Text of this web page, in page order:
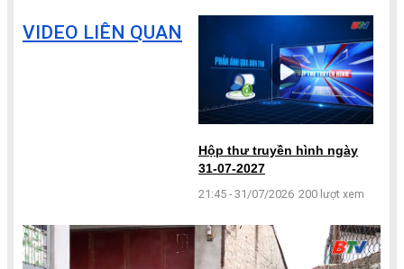
VIDEO LIÊN QUAN
Hộp thư truyền hình ngày
31-07-2027
21:45 - 31/07/2026 200 lượt xem